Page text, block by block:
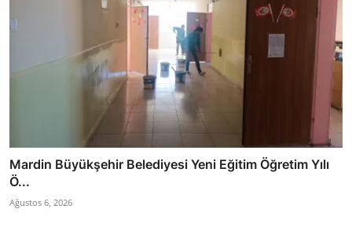
Mardin Büyükşehir Belediyesi Yeni Eğitim Öğretim Yılı
Ö...
Ağustos 6, 2026